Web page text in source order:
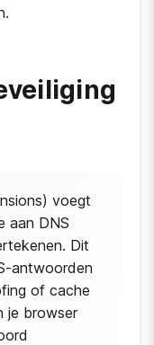
voegt
aan DNS
Dit
antwoorden
of cache
je browser